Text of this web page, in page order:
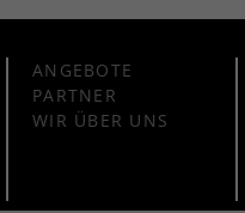
ANGEBOTE
PARTNER
WIR ÜBER UNS